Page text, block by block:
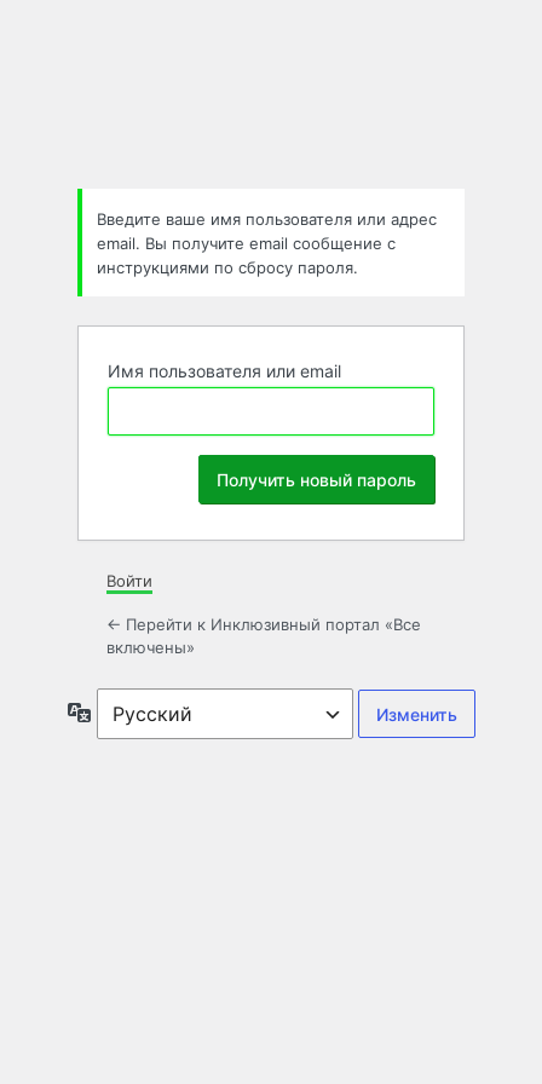
Введите ваше имя пользователя или адрес
email. Вы получите email сообщение с
инструкциями по сбросу пароля.
Имя пользователя или email
Войти
← Перейти к Инклюзивный портал «Все
включены»
Язык